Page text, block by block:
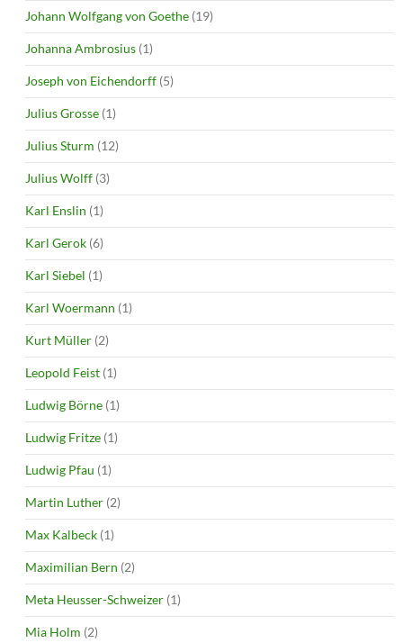
Johann Wolfgang von Goethe (19)
Johanna Ambrosius (1)
Joseph von Eichendorff (5)
Julius Grosse (1)
Julius Sturm (12)
Julius Wolff (3)
Karl Enslin (1)
Karl Gerok (6)
Karl Siebel (1)
Karl Woermann (1)
Kurt Müller (2)
Leopold Feist (1)
Ludwig Börne (1)
Ludwig Fritze (1)
Ludwig Pfau (1)
Martin Luther (2)
Max Kalbeck (1)
Maximilian Bern (2)
Meta Heusser-Schweizer (1)
Mia Holm (2)